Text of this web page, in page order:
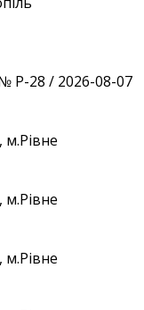
Р-28 / 2026-08-07
м.Рівне
м.Рівне
м.Рівне